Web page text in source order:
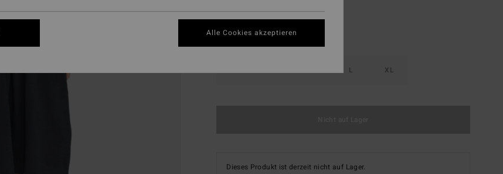
L XL
Dieses Produkt ist derzeit nicht auf Lager.
Alle Cookies akzeptieren